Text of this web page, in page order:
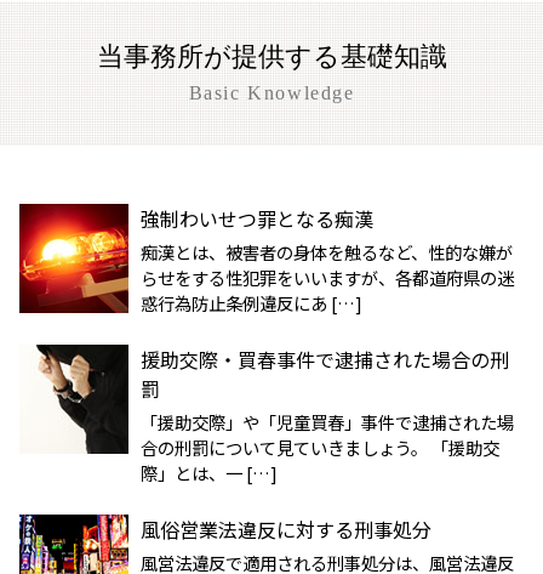
当事務所が提供する基礎知識
Basic Knowledge
強制わいせつ罪となる痴漢
痴漢とは、被害者の身体を触るなど、性的な嫌が
らせをする性犯罪をいいますが、各都道府県の迷
惑行為防止条例違反にあ […]
援助交際・買春事件で逮捕された場合の刑
罰
「援助交際」や「児童買春」事件で逮捕された場
合の刑罰について見ていきましょう。 「援助交
際」とは、一 […]
風俗営業法違反に対する刑事処分
風営法違反で適用される刑事処分は、風営法違反